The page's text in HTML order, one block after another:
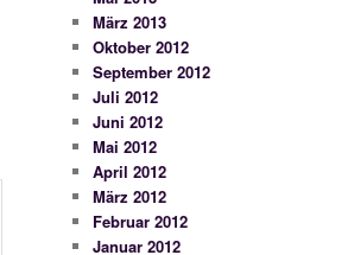
März 2013
Oktober 2012
September 2012
Juli 2012
Juni 2012
Mai 2012
April 2012
März 2012
Februar 2012
Januar 2012